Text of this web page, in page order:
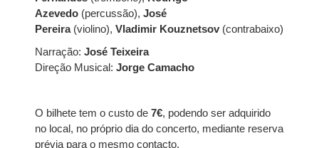
Azevedo(percussão), José
Pereira(violino), Vladimir Kouznetsov(contrabaixo)
Narração: José Teixeira
Direção Musical: Jorge Camacho
O bilhete tem o custo de 7€, podendo ser adquirido
no local, no próprio dia do concerto, mediante reserva
prévia para o mesmo contacto.